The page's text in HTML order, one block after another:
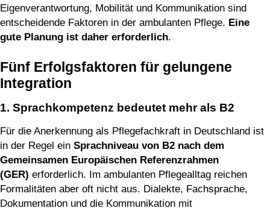
Eigenverantwortung, Mobilität und Kommunikation sind
entscheidende Faktoren in der ambulanten Pflege. Eine
gute Planung ist daher erforderlich.
Fünf Erfolgsfaktoren für gelungene
Integration
1. Sprachkompetenz bedeutet mehr als B2
Für die Anerkennung als Pflegefachkraft in Deutschland ist
in der Regel ein Sprachniveau von B2 nach dem
Gemeinsamen Europäischen Referenzrahmen
(GER) erforderlich. Im ambulanten Pflegealltag reichen
Formalitäten aber oft nicht aus. Dialekte, Fachsprache,
Dokumentation und die Kommunikation mit